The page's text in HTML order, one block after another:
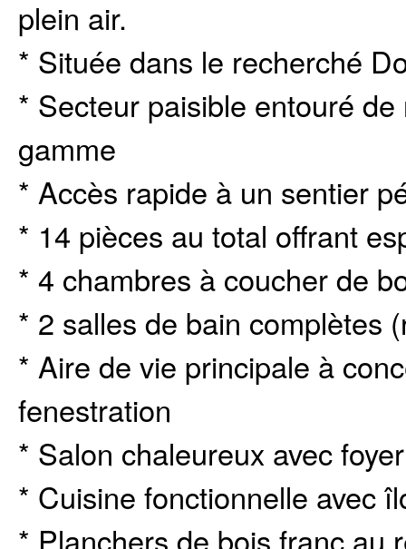
plein air.
* Située dans le recherché
* Secteur paisible entouré
gamme
* Accès rapide à un sentier
* 14 pièces au total offrant
* 4 chambres à coucher de
* 2 salles de bain complètes
* Aire de vie principale à
fenestration
* Salon chaleureux avec
* Cuisine fonctionnelle avec
* Planchers de bois franc au